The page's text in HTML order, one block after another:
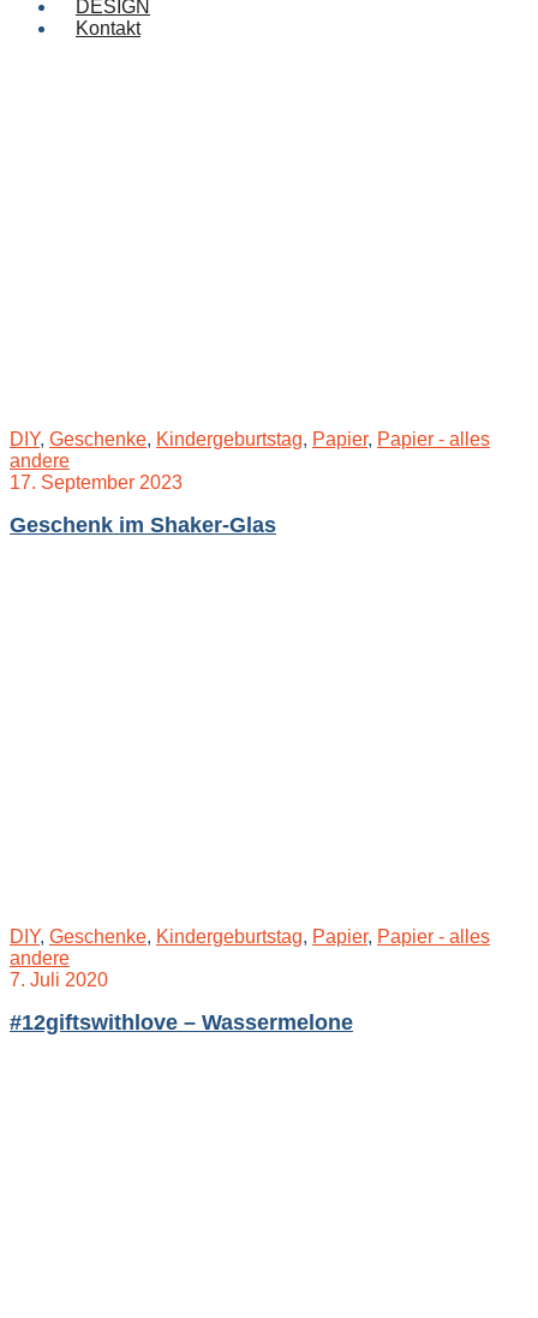
DESIGN
Kontakt
DIY, Geschenke, Kindergeburtstag, Papier, Papier - alles
andere
17. September 2023
Geschenk im Shaker-Glas
DIY, Geschenke, Kindergeburtstag, Papier, Papier - alles
andere
7. Juli 2020
#12giftswithlove – Wassermelone